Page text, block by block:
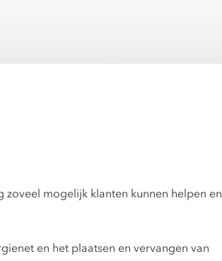
mogelijk klanten kunnen helpen en
en het plaatsen en vervangen van